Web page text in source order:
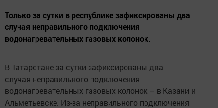
Только за сутки в республике зафиксированы два
случая неправильного подключения
водонагревательных газовых колонок.
В Татарстане за сутки зафиксированы два
случая неправильного подключения
водонагревательных газовых колонок – в Казани и
Альметьевске. Из-за неправильного подключения